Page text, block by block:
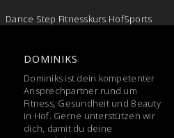
Dance Step Fitnesskurs HofSports
DOMINIKS
Dominiks ist dein kompetenter
Ansprechpartner rund um
Fitness, Gesundheit und Beauty
in Hof. Gerne unterstützen wir
dich, damit du deine